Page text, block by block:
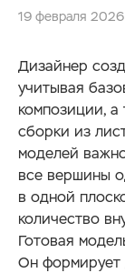
19 февраля 2026
Дизайнер
учитывая
композиции,
сборки из
моделей
все вершины
в одной
количество
Готовая
Он формирует